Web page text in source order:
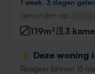
1 week, 3 dagen
Gevonden op:
119m² 3
⚡️ Deze woning
Reageer binnen 15